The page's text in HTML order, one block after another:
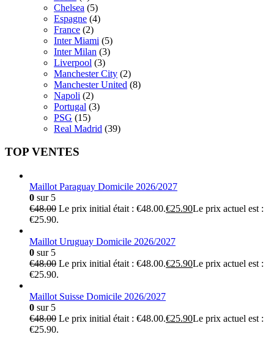
Chelsea (5)
Espagne (4)
France (2)
Inter Miami (5)
Inter Milan (3)
Liverpool (3)
Manchester City (2)
Manchester United (8)
Napoli (2)
Portugal (3)
PSG (15)
Real Madrid (39)
TOP VENTES
Maillot Paraguay Domicile 2026/2027
0 sur 5
€48.00 Le prix initial était : €48.00.€25.90Le prix actuel est :
€25.90.
Maillot Uruguay Domicile 2026/2027
0 sur 5
€48.00 Le prix initial était : €48.00.€25.90Le prix actuel est :
€25.90.
Maillot Suisse Domicile 2026/2027
0 sur 5
€48.00 Le prix initial était : €48.00.€25.90Le prix actuel est :
€25.90.